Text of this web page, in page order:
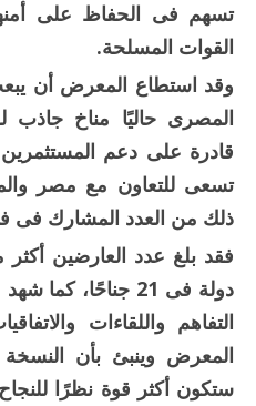
تسهم فى الحفاظ على
القوات المسلحة.
وقد استطاع المعرض أن يبعث
المصرى حاليًا مناخ جاذب
قادرة على دعم المستثمرين
تسعى للتعاون مع مصر
ذلك من العدد المشارك فى
دولة فى 21 جناحًا،
التفاهم واللقاءات
ستكون أكثر قوة نظرًا للنجاح